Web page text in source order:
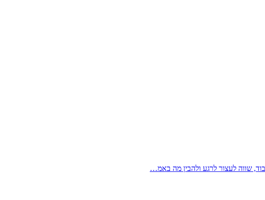
שווה לעצור לרגע ולהבין מה באמ…